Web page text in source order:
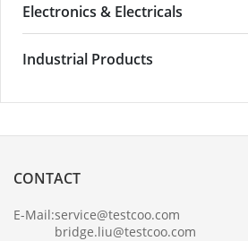
Electronics & Electricals
Industrial Products
CONTACT
E-Mail:service@testcoo.com
bridge.liu@testcoo.com